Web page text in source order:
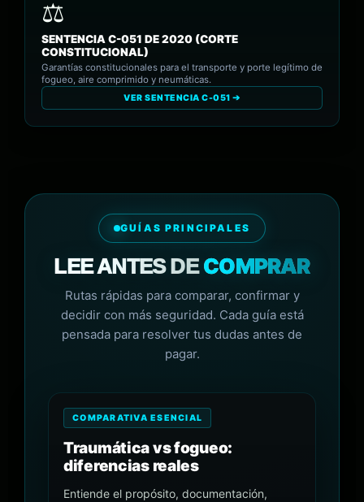
SENTENCIA C-051 DE 2020 (CORTE
CONSTITUCIONAL)
Garantías constitucionales para el transporte y porte legítimo de
fogueo, aire comprimido y neumáticas.
VER SENTENCIA C-051 ➔
GUÍAS PRINCIPALES
LEE ANTES DECOMPRAR
Rutas rápidas para comparar, confirmar y
decidir con más seguridad. Cada guía está
pensada para resolver tus dudas antes de
pagar.
COMPARATIVA ESENCIAL
Traumática vs fogueo:
diferencias reales
Entiende el propósito, documentación,